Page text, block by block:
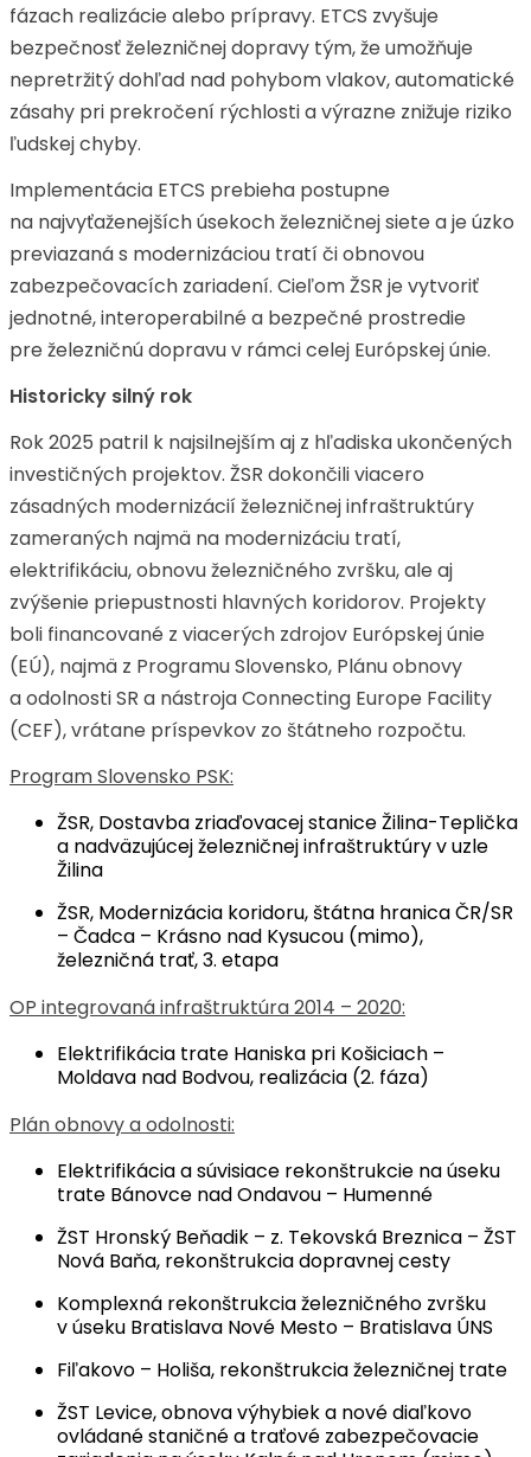
fázach realizácie alebo prípravy. ETCS zvyšuje
bezpečnosť železničnej dopravy tým, že umožňuje
nepretržitý dohľad nad pohybom vlakov, automatické
zásahy pri prekročení rýchlosti a výrazne znižuje riziko
ľudskej chyby.
Implementácia ETCS prebieha postupne
na najvyťaženejších úsekoch železničnej siete a je úzko
previazaná s modernizáciou tratí či obnovou
zabezpečovacích zariadení. Cieľom ŽSR je vytvoriť
jednotné, interoperabilné a bezpečné prostredie
pre železničnú dopravu v rámci celej Európskej únie.
Historicky silný rok
Rok 2025 patril k najsilnejším aj z hľadiska ukončených
investičných projektov. ŽSR dokončili viacero
zásadných modernizácií železničnej infraštruktúry
zameraných najmä na modernizáciu tratí,
elektrifikáciu, obnovu železničného zvršku, ale aj
zvýšenie priepustnosti hlavných koridorov. Projekty
boli financované z viacerých zdrojov Európskej únie
(EÚ), najmä z Programu Slovensko, Plánu obnovy
a odolnosti SR a nástroja Connecting Europe Facility
(CEF), vrátane príspevkov zo štátneho rozpočtu.
Program Slovensko PSK:
ŽSR, Dostavba zriaďovacej stanice Žilina-Teplička
a nadväzujúcej železničnej infraštruktúry v uzle
Žilina
ŽSR, Modernizácia koridoru, štátna hranica ČR/SR
– Čadca – Krásno nad Kysucou (mimo),
železničná trať, 3. etapa
OP integrovaná infraštruktúra 2014 – 2020:
Elektrifikácia trate Haniska pri Košiciach –
Moldava nad Bodvou, realizácia (2. fáza)
Plán obnovy a odolnosti:
Elektrifikácia a súvisiace rekonštrukcie na úseku
trate Bánovce nad Ondavou – Humenné
ŽST Hronský Beňadik – z. Tekovská Breznica – ŽST
Nová Baňa, rekonštrukcia dopravnej cesty
Komplexná rekonštrukcia železničného zvršku
v úseku Bratislava Nové Mesto – Bratislava ÚNS
Fiľakovo – Holiša, rekonštrukcia železničnej trate
ŽST Levice, obnova výhybiek a nové diaľkovo
ovládané staničné a traťové zabezpečovacie